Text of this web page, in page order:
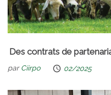
Des contrats de
parCiirpo 02/2025